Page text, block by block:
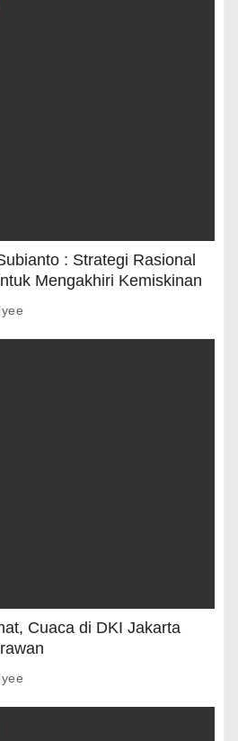
: Strategi Rasional
Mengakhiri Kemiskinan
Cuaca di DKI Jakarta